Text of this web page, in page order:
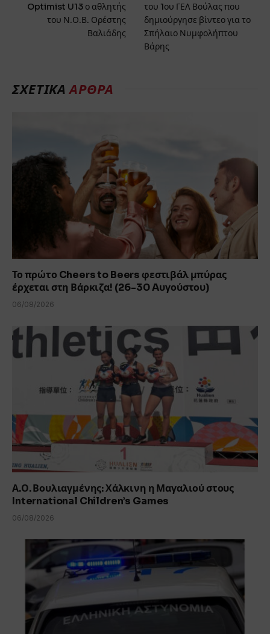
Optimist U13 ο αθλητής
του Ν.Ο.Β. Ορέστης
Βαλιάδης
του 1ου ΓΕΛ Βούλας που
δημιούργησε βίντεο για το
Σπήλαιο Νυμφολήπτου
Βάρης
ΣΧΕΤΙΚΆΆΡΘΡΑ
Το πρώτο Cheers to Beers φεστιβάλ μπύρας
έρχεται στη Βάρκιζα! (26-30 Aυγούστου)
06/08/2026
Α.Ο. Βουλιαγμένης: Χάλκινη η Μαγαλιού στους
International Children’s Games
06/08/2026